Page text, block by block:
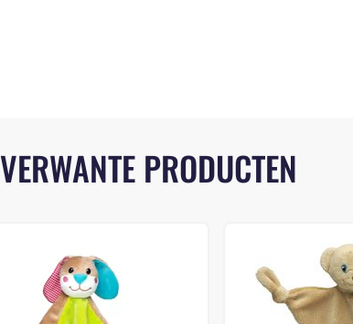
VERWANTE PRODUCTEN